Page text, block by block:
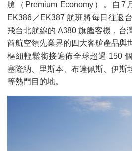
艙（Premium Economy）。自7
EK386／EK387 航班將每日往返
飛台北航線的 A380 旗艦客機，台
酋航空領先業界的四大客艙產品與
樞紐輕鬆銜接遍佈全球超過 150
塞隆納、里斯本、布達佩斯、伊斯
等熱門目的地。